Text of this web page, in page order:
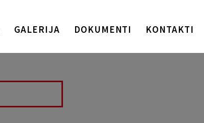
GALERIJA DOKUMENTI KONTAKTI